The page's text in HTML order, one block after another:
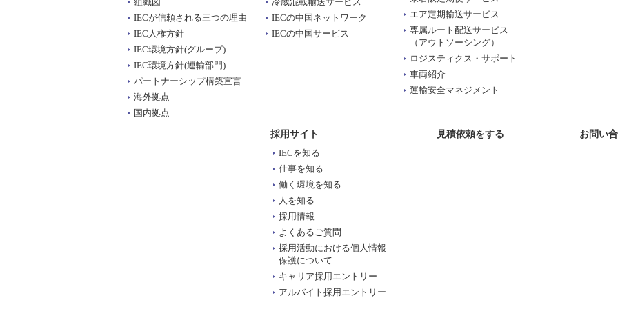
IECが信頼される三つの理由
IEC人権方針
IEC環境方針(グループ)
IEC環境方針(運輸部門)
パートナーシップ構築宣言
海外拠点
国内拠点
IECの中国ネットワーク
IECの中国サービス
エア定期輸送サービス
専属ルート配送サービス
（アウトソーシング）
ロジスティクス・サポート
車両紹介
運輸安全マネジメント
採用サイト
IECを知る
仕事を知る
働く環境を知る
人を知る
採用情報
よくあるご質問
採用活動における個人情報
保護について
キャリア採用エントリー
アルバイト採用エントリー
見積依頼をする お問い